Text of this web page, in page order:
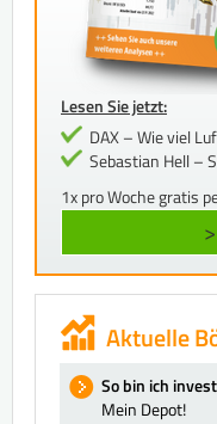
Lesen Sie jetzt:
DAX – Wie viel
Sebastian Hell –
1x pro Woche gratis
Aktuelle
So bin ich
Mein Depot!